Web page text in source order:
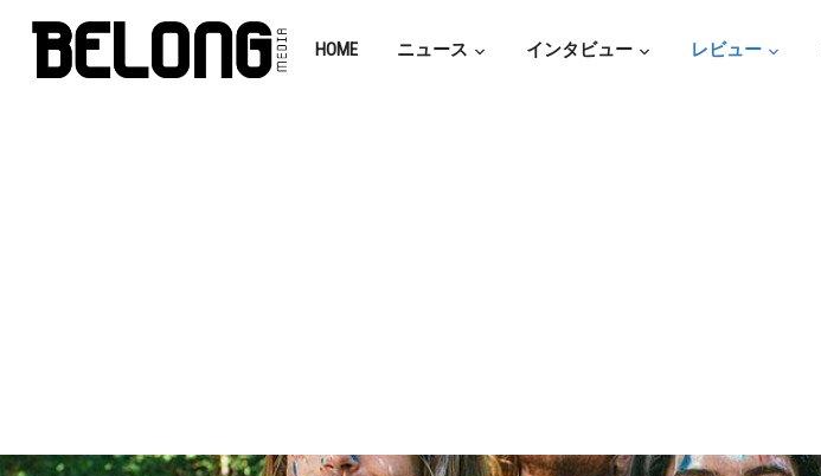
HOME ニュース インタビュー レビュー